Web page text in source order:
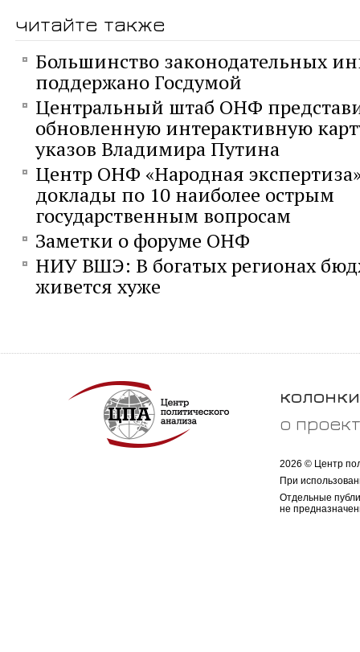
читайте также
Большинство законодательных
поддержано Госдумой
Центральный штаб ОНФ
обновленную интерактивную
указов Владимира Путина
Центр ОНФ «Народная
доклады по 10 наиболее острым
государственным вопросам
Заметки о форуме ОНФ
НИУ ВШЭ: В богатых регионах
живется хуже
колонки
о
2026 © Центр
При
Отдельные
не